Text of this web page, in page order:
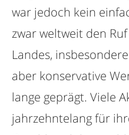
war jedoch kein
zwar weltweit den
Landes,
aber konservative
lange geprägt. Viele
jahrzehntelang für